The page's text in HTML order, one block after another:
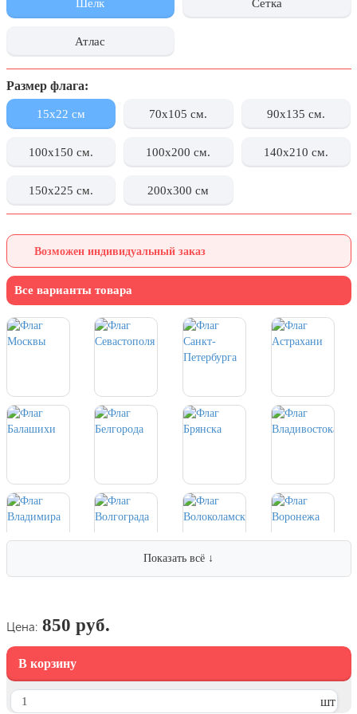
День города Москвы (первая суббота
День нефтяника (первое воскресенье
сентября)
8 сентября, День танкиста (второе
воскресенье сентября)
пожилых людей
19 октября, День Отца
25 октября, День Таможенника
Российской Федерации
28 октября, День Бабушек и Дедушек
Хэллоуин
4 ноября, День народного единства
7 ноября, День проведения военного
7 ноября, День Октябрьской
революции
10 ноября, День сотрудника органов
13 ноября, День Войск РХБЗ
19 ноября, День Ракетных Войск и
Артиллерии
9 декабря, Международный день
9 декабря, День Героев Отечества
12 декабря, День конституции РФ
Шелк Сетка
Атлас
Размер флага:
15x22 см 70x105 см. 90x135 см.
100x150 см. 100x200 см. 140x210 см.
150x225 см. 200x300 см
Возможен индивидуальный заказ
Все варианты товара
Показать всё ↓
Цена: 850 руб.
В корзину
шт